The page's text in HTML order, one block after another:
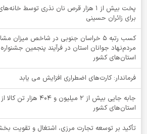
پخت بیش از 1 هزار قرص نان نذری توسط
برای زائران حسینی
کسب رتبه ۵ خراسان جنوبی در شاخص میزان
مردم‌نهاد جوانان استان در فرآیند پنجمین
استان‌های کشور
فرماندار: کارت‌های اضطراری افزایش می یابد
جابه جایی بیش از 2
استان‌های کشور
تأکید بر توسعه تجارت مرزی، اشتغال و تقویت